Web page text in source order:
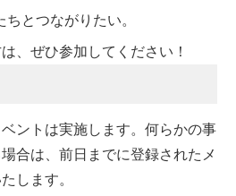
とつながりたい。
、ぜひ参加してください！
ントは実施します。何らかの事
合は、前日までに登録されたメ
します。